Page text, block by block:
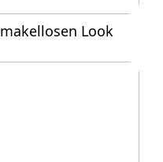
Look